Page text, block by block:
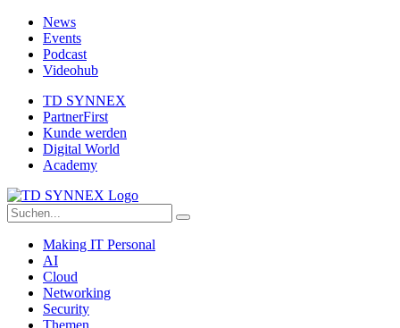
News
Events
Podcast
Videohub
TD SYNNEX
PartnerFirst
Kunde werden
Digital World
Academy
Making IT Personal
AI
Cloud
Networking
Security
Themen